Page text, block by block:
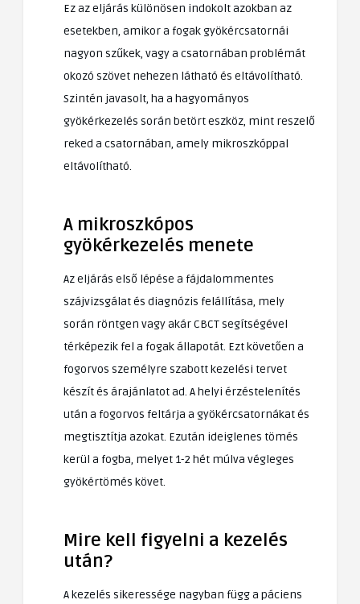
Ez az eljárás különösen indokolt azokban az
esetekben, amikor a fogak gyökércsatornái
nagyon szűkek, vagy a csatornában problémát
okozó szövet nehezen látható és eltávolítható.
Szintén javasolt, ha a hagyományos
gyökérkezelés során betört eszköz, mint reszelő
reked a csatornában, amely mikroszkóppal
eltávolítható.
A mikroszkópos
gyökérkezelés menete
Az eljárás első lépése a fájdalommentes
szájvizsgálat és diagnózis felállítása, mely
során röntgen vagy akár CBCT segítségével
térképezik fel a fogak állapotát. Ezt követően a
fogorvos személyre szabott kezelési tervet
készít és árajánlatot ad. A helyi érzéstelenítés
után a fogorvos feltárja a gyökércsatornákat és
megtisztítja azokat. Ezután ideiglenes tömés
kerül a fogba, melyet 1-2 hét múlva végleges
gyökértömés követ.
Mire kell figyelni a kezelés
után?
A kezelés sikeressége nagyban függ a páciens